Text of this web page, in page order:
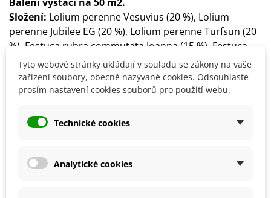
Složení: Lolium perenne Vesuvius (20 %), Lolium
perenne Jubilee EG (20 %), Lolium perenne Turfsun (20
%), Festuca rubra commutata Joanna (15 %), Festuca
rubra trhicophylla Finesto (10 %), Poa
pratensis Limousine (10 %), Poa pratensis Miracle (5 %).
Pokud některá komponenta není skladem, výrobce ji
Tyto webové stránky ukládají v souladu se zákony na vaše
zařízení soubory, obecně nazývané cookies. Odsouhlaste
prosím nastavení cookies souborů pro použití webu.
Technické cookies
Analytické cookies